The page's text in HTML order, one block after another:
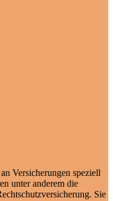
Versicherungen speziell
unter anderem die
Sie